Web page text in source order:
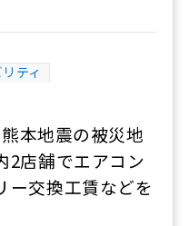
ティ
本地震の被災地
2店舗でエアコン
ー交換工賃などを